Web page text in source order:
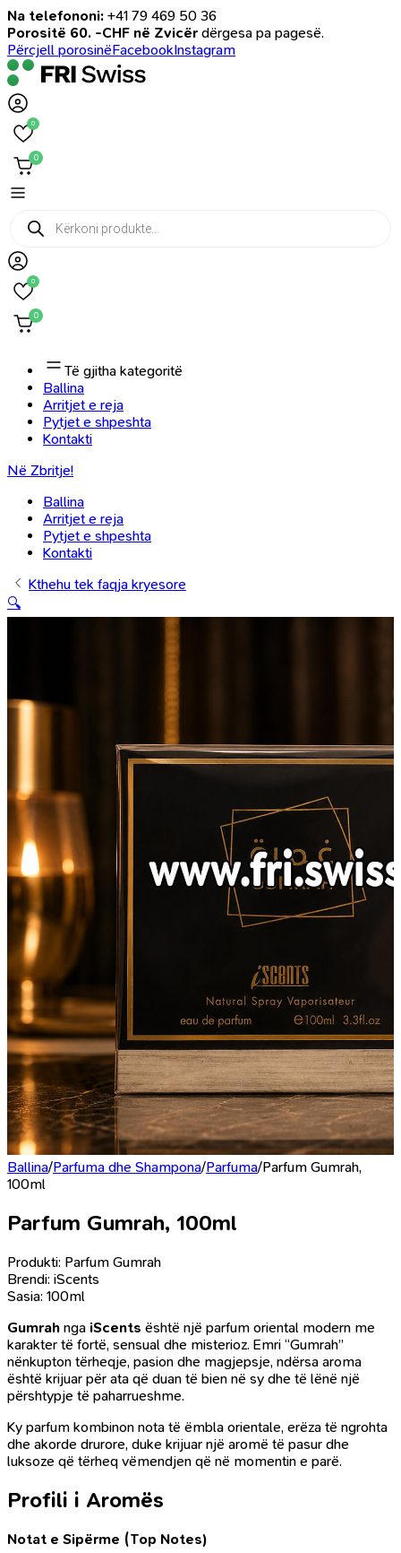
Na telefononi: +41 79 469 50 36
Porositë 60. -CHF në Zvicër dërgesa pa pagesë.
Përcjell porosinëFacebookInstagram
0
0
Products
search
0
0
Të gjitha kategoritë
Ballina
Arritjet e reja
Pytjet e shpeshta
Kontakti
Në Zbritje!
Ballina
Arritjet e reja
Pytjet e shpeshta
Kontakti
Kthehu tek faqja kryesore
🔍
Ballina/Parfuma dhe Shampona/Parfuma/Parfum Gumrah,
100ml
Parfum Gumrah, 100ml
Produkti: Parfum Gumrah
Brendi: iScents
Sasia: 100ml
Gumrah nga iScents është një parfum oriental modern me
karakter të fortë, sensual dhe misterioz. Emri “Gumrah”
nënkupton tërheqje, pasion dhe magjepsje, ndërsa aroma
është krijuar për ata që duan të bien në sy dhe të lënë një
përshtypje të paharrueshme.
Ky parfum kombinon nota të ëmbla orientale, erëza të ngrohta
dhe akorde drurore, duke krijuar një aromë të pasur dhe
luksoze që tërheq vëmendjen që në momentin e parë.
Profili i Aromës
Notat e Sipërme (Top Notes)